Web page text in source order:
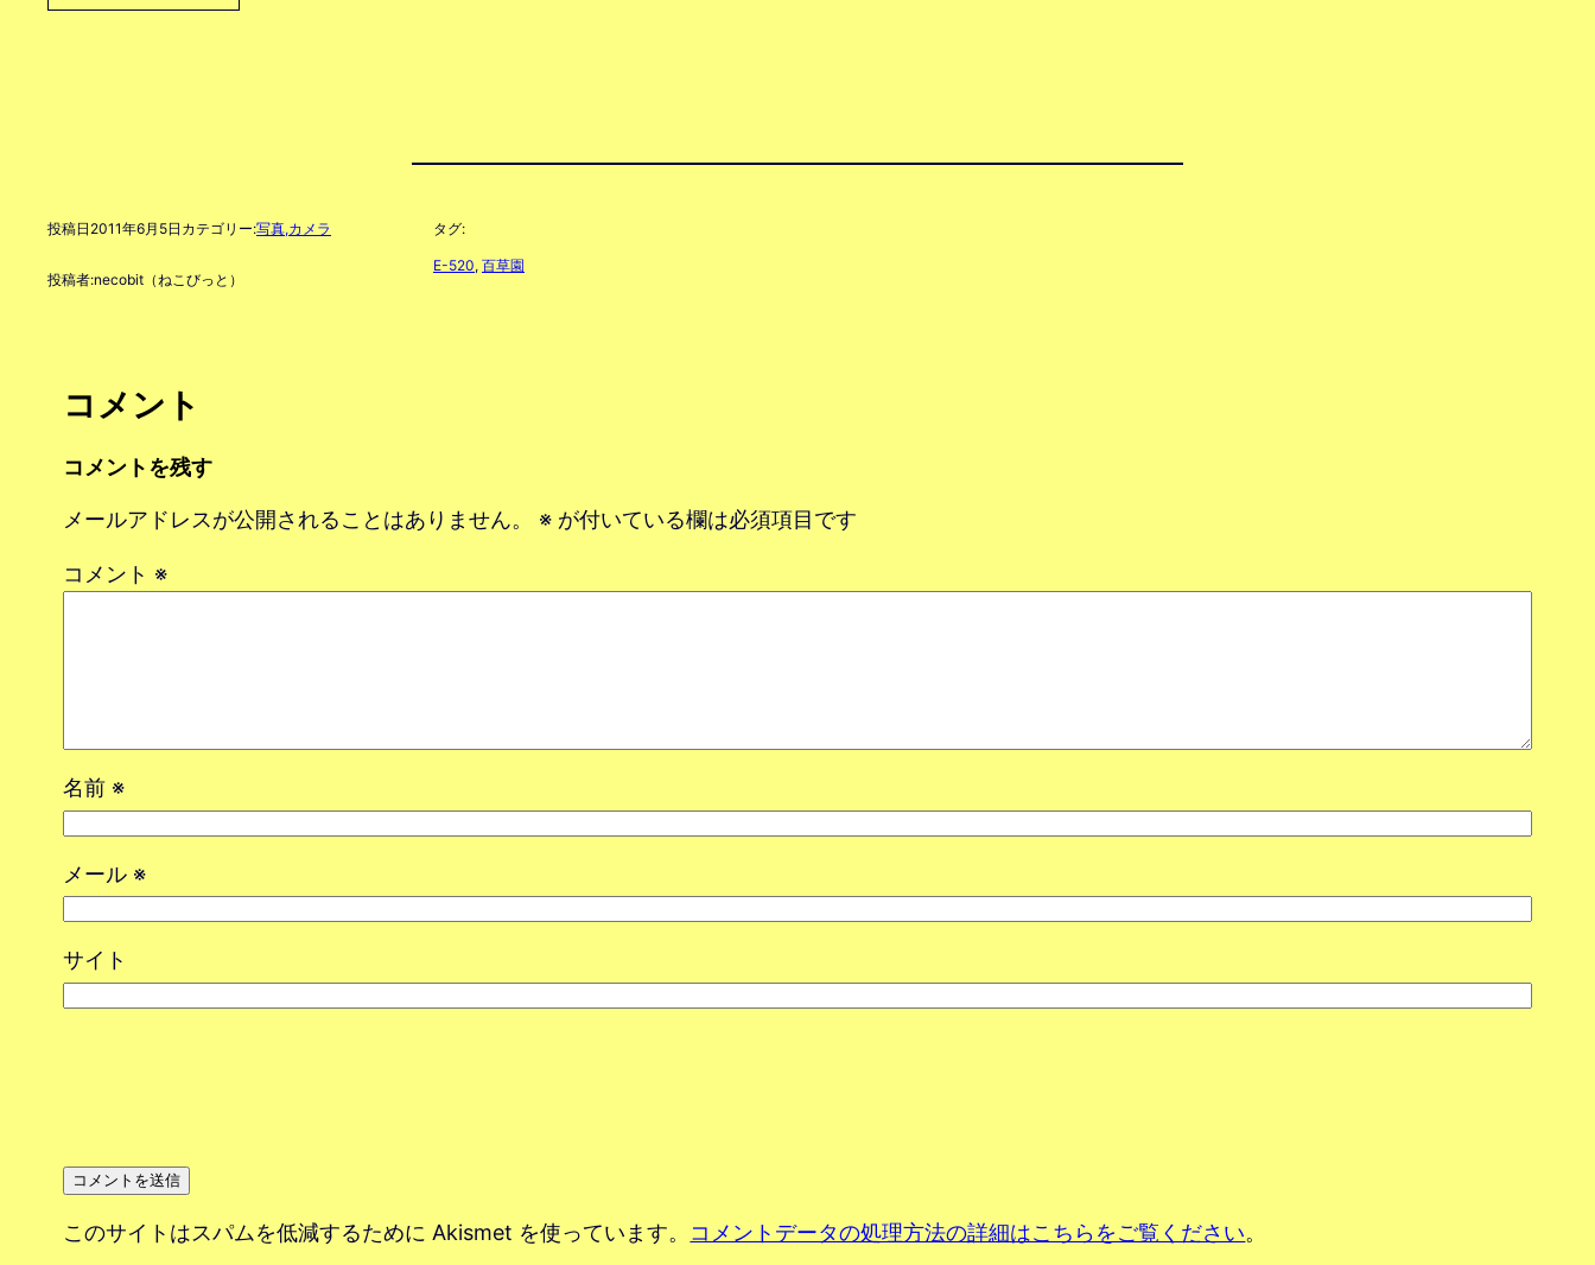
投稿日 2011年6月5日 カテゴリー:写真,カメラ
投稿者:necobit（ねこびっと）
タグ:
E-520, 百草園
コメント
コメントを残す
メールアドレスが公開されることはありません。 ※ が付いている欄は必須項目です
コメント ※
名前 ※
メール ※
サイト
このサイトはスパムを低減するために Akismet を使っています。 コメントデータの処理方法の詳細はこちらをご覧ください。